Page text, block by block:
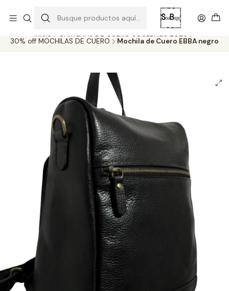
SOLO EL CUERO REEMPLAZA AL CUERO Todas las carteras acá
Inicio
CARTERAS DE CUERO SOULBAGS 2026
30% off MOCHILAS DE CUERO
Mochila de Cuero EBBA negro